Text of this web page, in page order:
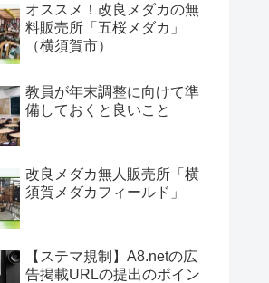
オススメ！改良メダカの無
料販売所「五桜メダカ」
（横須賀市）
教員が年末調整に向けて準
備しておくと良いこと
改良メダカ無人販売所「横
須賀メダカフィールド」
【ステマ規制】A8.netの広
告掲載URLの提出のポイン